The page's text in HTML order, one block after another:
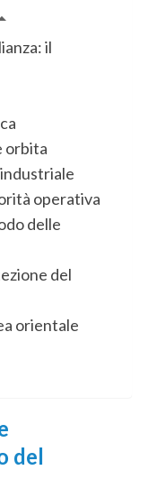
il
orbita
operativa
delle
del
orientale
del